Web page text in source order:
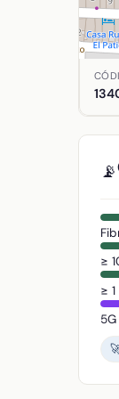
📡
≥
≥
5G